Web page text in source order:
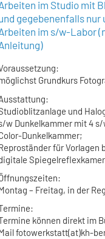
im Studio mit
gegebenenfalls nur
im s/w-Labor
Grundkurs
und
w Dunkelkammer mit 4
Dunkelkammer;
für Vorlagen
– Freitag, in der
können direkt im
fotowerkstatt(at)kh-